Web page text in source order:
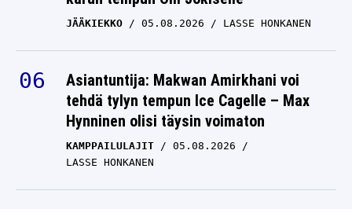
JÄÄKIEKKO 05.08.2026 LASSE HONKANEN
Asiantuntija: Makwan Amirkhani voi
tehdä tylyn tempun Ice Cagelle – Max
Hynninen olisi täysin voimaton
KAMPPAILULAJIT
05.08.2026
LASSE HONKANEN